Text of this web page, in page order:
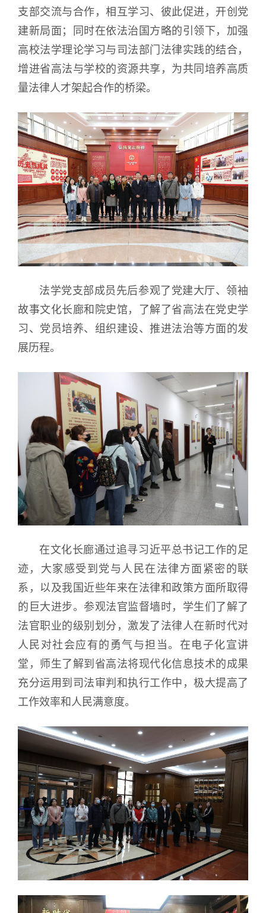
支部交流与合作，相互学习、彼此促进，开创党
建新局面；同时在依法治国方略的引领下，加强
高校法学理论学习与司法部门法律实践的结合，
增进省高法与学校的资源共享，为共同培养高质
量法律人才架起合作的桥梁。
法学党支部成员先后参观了党建大厅、领袖
故事文化长廊和院史馆，了解了省高法在党史学
习、党员培养、组织建设、推进法治等方面的发
展历程。
在文化长廊通过追寻习近平总书记工作的足
迹，大家感受到党与人民在法律方面紧密的联
系，以及我国近些年来在法律和政策方面所取得
的巨大进步。参观法官监督墙时，学生们了解了
法官职业的级别划分，激发了法律人在新时代对
人民对社会应有的勇气与担当。在电子化宣讲
堂，师生了解到省高法将现代化信息技术的成果
充分运用到司法审判和执行工作中，极大提高了
工作效率和人民满意度。